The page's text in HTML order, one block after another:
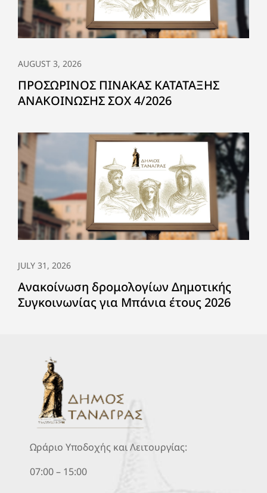
AUGUST 3, 2026
ΠΡΟΣΩΡΙΝΟΣ ΠΙΝΑΚΑΣ ΚΑΤΑΤΑΞΗΣ
ΑΝΑΚΟΙΝΩΣΗΣ ΣΟΧ 4/2026
JULY 31, 2026
Ανακοίνωση δρομολογίων Δημοτικής
Συγκοινωνίας για Μπάνια έτους 2026
Ωράριο Υποδοχής και Λειτουργίας:
07:00 – 15:00